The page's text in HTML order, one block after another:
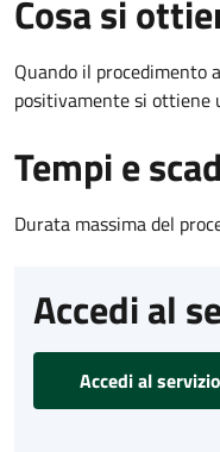
Cosa si
Quando il procedimento
positivamente si ottiene
Tempi e
Durata massima del
Accedi al
Accedi al servizio